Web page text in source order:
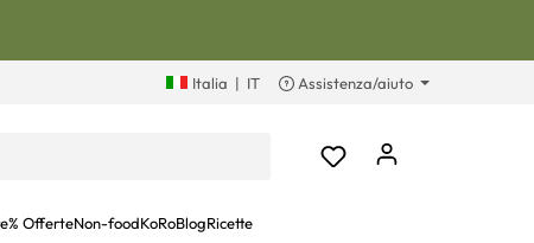
Italia | IT Assistenza/aiuto
% OfferteNon-foodKoRoBlogRicette